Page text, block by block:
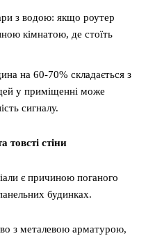
з водою: якщо роутер
кімнатою, де стоїть
на 60-70% складається з
у приміщенні може
сигналу.
товсті стіни
є причиною поганого
будинках.
з металевою арматурою,